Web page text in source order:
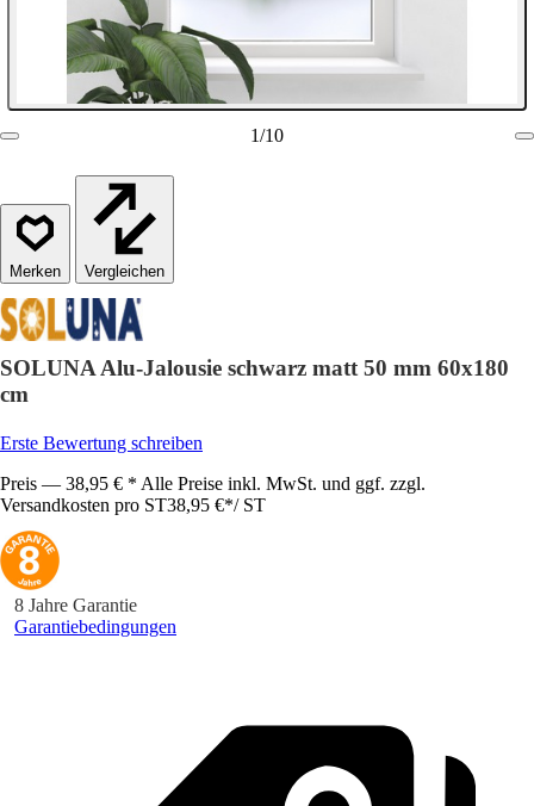
1/10
Vergleichen
SOLUNA Alu-Jalousie schwarz matt 50 mm 60x180
cm
Erste Bewertung schreiben
Preis — 38,95 € * Alle Preise inkl. MwSt. und ggf. zzgl.
Versandkosten pro ST38,95 €*/ ST
8 Jahre Garantie
Garantiebedingungen